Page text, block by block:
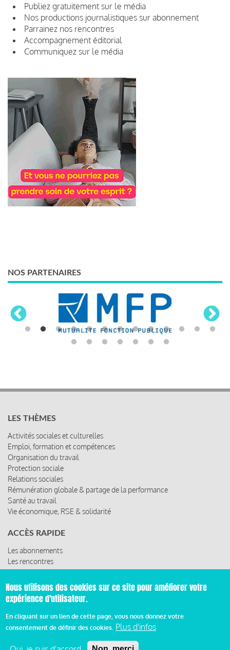
Publiez gratuitement sur le média
Nos productions journalistiques sur abonnement
Parrainez nos rencontres
Accompagnement éditorial
Communiquez sur le média
NOS PARTENAIRES
LES THÈMES
Activités sociales et culturelles
Emploi, formation et compétences
Organisation du travail
Protection sociale
Relations sociales
Rémunération globale & partage de la performance
Santé au travail
Vie économique, RSE & solidarité
ACCÈS RAPIDE
Les abonnements
Les rencontres
Les ressources
© 2019 Miroir Social - Réalisé parCafffeine
Mentions légales et condition générale d’utilisation et
d’abonnement
Nous utilisons des cookies sur ce site pour améliorer votre
expérience d'utilisateur.
En cliquant sur un lien de cette page, vous nous donnez votre
consentement de définir des cookies. Plus d'infos